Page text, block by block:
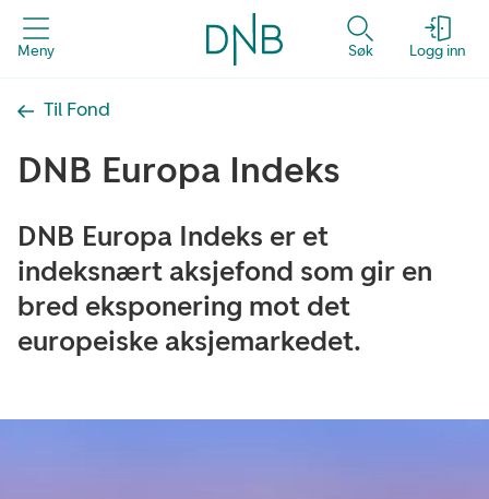
Meny Søk Logg inn
Til Fond
DNB Europa Indeks
DNB Europa Indeks er et
indeksnært aksjefond som gir en
bred eksponering mot det
europeiske aksjemarkedet.